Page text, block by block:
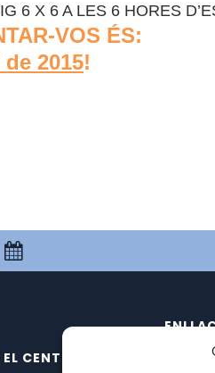
6 X 6 A LES 6 HORES
VOS ÉS:
2015!
EL CENTRE